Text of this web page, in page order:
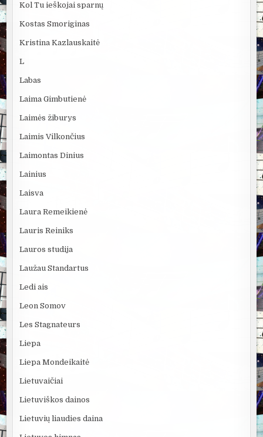
Kol Tu ieškojai sparnų
Kostas Smoriginas
Kristina Kazlauskaitė
L
Labas
Laima Gimbutienė
Laimės žiburys
Laimis Vilkončius
Laimontas Dinius
Lainius
Laisva
Laura Remeikienė
Lauris Reiniks
Lauros studija
Laužau Standartus
Ledi ais
Leon Somov
Les Stagnateurs
Liepa
Liepa Mondeikaitė
Lietuvaičiai
Lietuviškos dainos
Lietuvių liaudies daina